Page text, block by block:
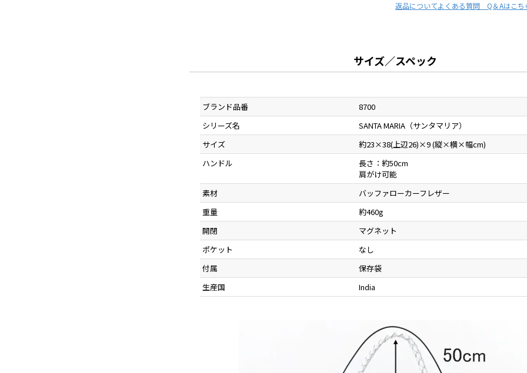
返品についてよくある質問 Q＆Aはこち
サイズ／スペック
ブランド品番
8700
シリーズ名
SANTA MARIA（サンタマリア）
サイズ
約23×38(上辺26)×9 (縦×横×幅cm)
ハンドル
長さ：約50cm
肩がけ可能
素材
バッファローカーフレザー
重量
約460g
開閉
マグネット
ポケット
なし
付属
保存袋
生産国
India